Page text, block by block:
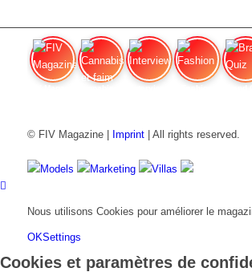
© FIV Magazine | Imprint| All rights reserved.
Models Marketing Villas
Nous utilisons Cookies pour améliorer le
OKSettings
Cookies et paramètres de